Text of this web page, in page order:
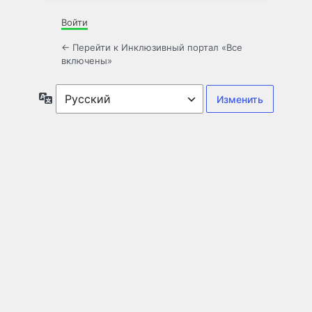
Войти
← Перейти к Инклюзивный портал «Все
включены»
Язык